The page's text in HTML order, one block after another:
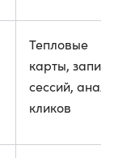
Тепловые
карты, записи
сессий,
кликов